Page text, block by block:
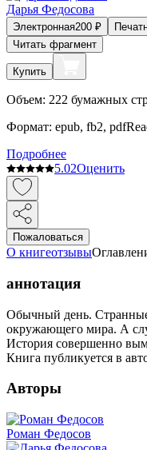
Дарья Федосова
Электронная200 ₽
Читать фрагмент
Купить
Объем: 222 бумажных
Формат: epub, fb2,
Подробнее
5.02Оценить
Пожаловаться
О книгеотзывы
аннотация
Обычный день. Странные
окружающего мира. А
История совершенно
Книга публикуется в
Авторы
Роман Федосов